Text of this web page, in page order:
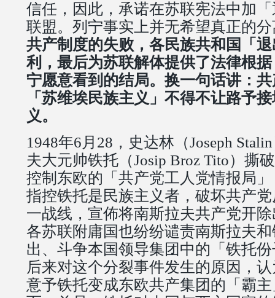
信任，因此，承诺在苏联宪法中加
联盟。列宁事实上并无希望真正的
共产制度的失败，各民族共和国「
利，最后为苏联解体提供了法律根
宁愿意看到的结局。换一句话讲：
「苏维埃民族主义」不得不让路予
义。
1948年6月28，史达林（Joseph
夫大元帅铁托（Josip Broz Tito）撕
控制东欧的「共产党工人党情报局
指控铁托是民族主义者，破坏共产
一战线，宣佈将南斯拉夫共产党开
各苏联附庸国也纷纷谴责南斯拉夫
出、斗争本国领导集团中的「铁托
后来对这个分裂事件发生的原因，
意予铁托变成东欧共产集团的「霸